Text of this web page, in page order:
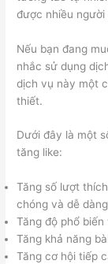
được nhiều người
Nếu bạn đang
nhắc sử dụng
dịch vụ này một
thiết.
Dưới đây là một
tăng like:
Tăng số lượt
chóng và dễ
Tăng độ phổ
Tăng khả năng
Tăng cơ hội tiếp